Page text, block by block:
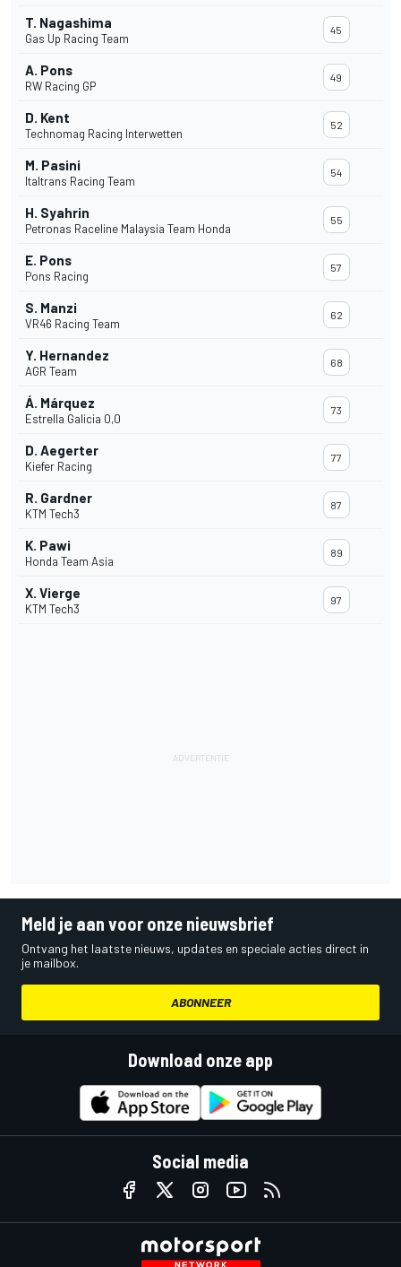
T. Nagashima
Gas Up Racing Team
45
A. Pons
RW Racing GP
49
D. Kent
Technomag Racing Interwetten
52
M. Pasini
Italtrans Racing Team
54
H. Syahrin
Petronas Raceline Malaysia Team Honda
55
E. Pons
Pons Racing
57
S. Manzi
VR46 Racing Team
62
Y. Hernandez
AGR Team
68
Á. Márquez
Estrella Galicia 0,0
73
D. Aegerter
Kiefer Racing
77
R. Gardner
KTM Tech3
87
K. Pawi
Honda Team Asia
89
X. Vierge
KTM Tech3
97
Meld je aan voor onze nieuwsbrief
Ontvang het laatste nieuws, updates en speciale acties direct in
je mailbox.
ABONNEER
Download onze app
Social media